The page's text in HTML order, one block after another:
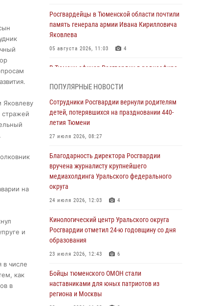
Яковлеву
стражей
на
и
в числе
как
в
Росгвардейцы в Тюменской области почтили
память генерала армии Ивана Кирилловича
Яковлева
05 августа 2026, 11:03 4
В Тюмени офицер Росгвардии в радиоэфире
владения оружием
05 августа 2026, 09:56 2
Военнослужащие Росгвардии сбили дрон-
Стальной характер продемонстрировали
росгвардейцы в ходе масштабных
спортивных событий на Урале
05 августа 2026, 05:22
В Тюмени сотрудник Росгвардии во
внеслужебное время задержал виновника
ДТП
05 августа 2026, 05:15
Со 101-м Днём рождения поздравили
сотрудники Росгвардии труженицу тыла из
Тюмени
ПОПУЛЯРНЫЕ НОВОСТИ
Сотрудники Росгвардии вернули родителям
детей, потерявшихся на праздновании 440-
летия Тюмени
27 июля 2026, 08:27
Благодарность директора Росгвардии
вручена журналисту крупнейшего
медиахолдинга Уральского федерального
округа
24 июля 2026, 12:03 4
Кинологический центр Уральского округа
Росгвардии отметил 24-ю годовщину со дня
образования
23 июля 2026, 12:43 6
Бойцы тюменского ОМОН стали
наставниками для юных патриотов из
региона и Москвы